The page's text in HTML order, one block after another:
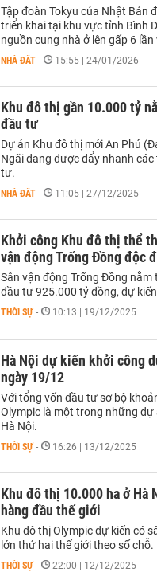
Tập đoàn Tokyu của Nhật Bản
triển khai tại khu vực tỉnh Bình
nguồn cung nhà ở lên gấp 6
NHÀ ĐẤT - 15:55 | 24/01/2026
Khu đô thị gần 10.000 tỷ
đầu tư
Dự án Khu đô thị mới An Phú
Ngãi đang được đẩy nhanh
tư.
NHÀ ĐẤT - 11:05 | 27/12/2025
Khởi công Khu đô thị thể
vận động Trống Đồng độc
Sân vận động Trống Đồng
đầu tư 925.000 tỷ đồng, dự
THỜI SỰ - 10:13 | 19/12/2025
Hà Nội dự kiến khởi công
ngày 19/12
Với tổng vốn đầu tư sơ bộ
Olympic là một trong những
Hà Nội.
THỜI SỰ - 16:26 | 13/12/2025
Khu đô thị 10.000 ha ở Hà
hàng đầu thế giới
Khu đô thị Olympic dự kiến có
lớn thứ hai thế giới theo số chỗ.
THỜI SỰ - 22:00 | 12/12/2025